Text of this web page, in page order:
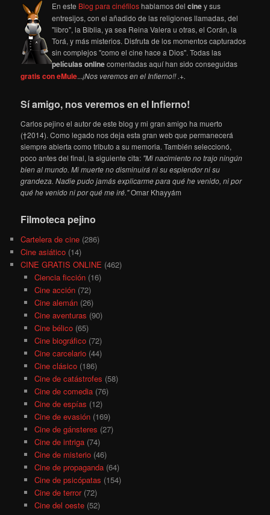
En este Blog para cinéfiloshablamos delciney sus
entresijos, con el añadido de las religiones llamadas, del
"libro", la Biblia, ya sea Reina Valera u otras, el Corán, la
Torá, y más misterios. Disfruta de los momentos capturados
sin complejos "como el cine hace a Dios". Todas las
películas onlinecomentadas aquí han sido conseguidas
gratis con eMule...¡Nos veremos en el Infierno!! .+.
Sí amigo, nos veremos en el Infierno!
Carlos pejino el autor de este blog y mi gran amigo ha muerto
(†2014). Como legado nos deja esta gran web que permanecerá
siempre abierta como tributo a su memoria. También seleccionó,
poco antes del final, la siguiente cita: "Mi nacimiento no trajo ningún
bien al mundo. Mi muerte no disminuirá ni su esplendor ni su
grandeza. Nadie pudo jamás explicarme para qué he venido, ni por
qué he venido ni por qué me iré."Omar Khayyám
Filmoteca pejino
Cartelera de cine (286)
Cine asiático (14)
CINE GRATIS ONLINE (462)
Ciencia ficción(16)
Cine acción(72)
Cine alemán(26)
Cine aventuras (90)
Cine bélico(65)
Cine biográfico(72)
Cine carcelario(44)
Cine clásico(186)
Cine de catástrofes (58)
Cine de comedia(76)
Cine de espías (12)
Cine de evasión(169)
Cine de gánsteres (27)
Cine de intriga(74)
Cine de misterio(46)
Cine de propaganda(64)
Cine de psicópatas (154)
Cine de terror(72)
Cine del oeste(52)